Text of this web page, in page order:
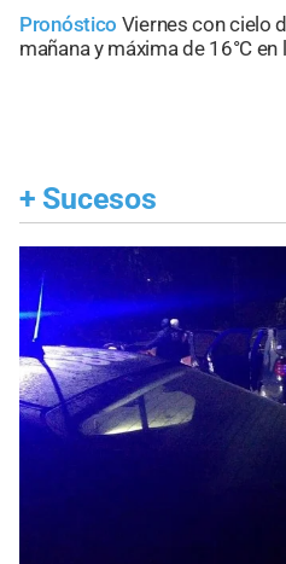
Pronóstico Viernes con cielo
mañana y máxima de 16°C
+ Sucesos